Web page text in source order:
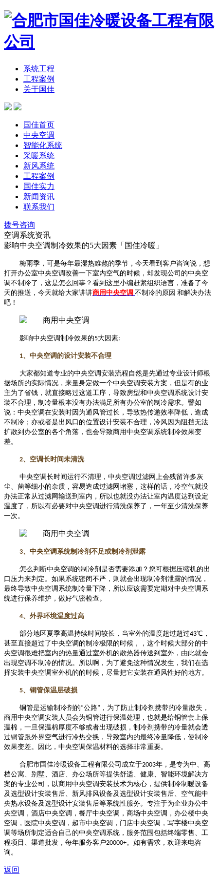
系统工程
工程案例
关于国佳
国佳首页
中央空调
智能化系统
采暖系统
新风系统
工程案例
国佳实力
新闻资讯
联系我们
拨号咨询
空调系统资讯
影响中央空调制冷效果的5大因素「国佳冷暖」
梅雨季，可是每年最湿热难熬的季节，今天看到客户咨询说，想
打开办公室中央空调改善一下室内空气的时候，却发现公司的中央空
调不制冷了，这是怎么回事？看到这里小编赶紧组织语言，准备了今
天的推送，今天就给大家讲讲商用中央空调 不制冷的原因 和解决办法
吧！
影响中央空调制冷效果的5大因素:
1、中央空调的设计安装不合理
大家都知道专业的中央空调安装流程 自然是先通过专业设计师根
据场所的实际情况，来量身定做一个中央空调安装方案，但是有的业
主为了省钱，就直接略过这道工序，导致房型和中央空调系统设计安
装不合理，制冷量根本没有办法满足所有办公室的制冷需求。譬如
说：中央空调在安装时因为通风管过长，导致热传递效率降低，造成
不制冷；亦或者是出风口的位置设计安装不合理，冷风因为阻挡无法
扩散到办公室的各个角落，也会导致商用中央空调系统制冷效果变
差。
2、空调长时间未清洗
中央空调长时间运行不清理，中央空调过滤网上会残留许多灰
尘、菌等细小的杂质，容易造成过滤网堵塞，这样的话，冷空气就没
办法正常从过滤网输送到室内，所以也就没办法让室内温度达到设定
温度了，所以有必要对中央空调进行清洗保养了，一年至少清洗保养
一次。
3、中央空调系统制冷剂不足或制冷剂泄露
怎么判断中央空调的制冷剂是否需要添加？您可根据压缩机的出
口压力来判定。如果系统密闭不严，则就会出现制冷剂泄露的情况，
最终导致中央空调系统制冷量下降，所以应该需要定期对中央空调系
统进行保养维护，做好气密检查。
4、外界环境温度过高
部分地区夏季高温持续时间较长，当室外的温度超过超过43℃，
甚至直接超过了中央空调的制冷极限的时候，，这个时候大部分的中
央空调很难把室内的热量通过室外机的散热器传送到室外，由此就会
出现空调不制冷的情况。所以啊，为了避免这种情况发生，我们在选
择安装中央空调室外机的的时候，尽量把它安装在通风性好的地方。
5、铜管保温层破损
铜管是运输制冷剂的“公路”，为了防止制冷剂携带的冷量散失，
商用中央空调安装 人员会为铜管进行保温处理，也就是给铜管套上保
温棉，一旦保温棉厚度不够或者出现破损，制冷剂携带的冷量就会透
过铜管跟外界空气进行冷热交换，导致室内的最终冷量降低，使制冷
效果变差。因此，中央空调保温材料的选择非常重要。
合肥市国佳冷暖设备工程有限公司成立于2003年，是专为中、高
档公寓、别墅、酒店、办公场所等提供舒适、健康、智能环境解决方
案的专业公司，以商用中央空调安装技术为核心，提供制冷制暖设备
及选型设计安装售后、新风排风设备及选型设计安装售后、空气能中
央热水设备及选型设计安装售后等系统性服务。专注于为企业办公中
央空调，酒店中央空调，餐厅中央空调，商场中央空调，办公楼中央
空调，医院中央空调，超市中央空调，门店中央空调，写字楼中央空
调等场所制定适合自己的中央空调系统，服务范围包括终端零售、工
程项目、渠道批发，每年服务客户20000+。如有需求，欢迎来电咨
询。
返回